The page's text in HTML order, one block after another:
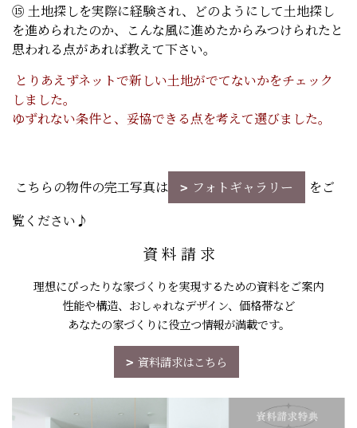
⑮ 土地探しを実際に経験され、どのようにして土地探し
を進められたのか、こんな風に進めたからみつけられたと
思われる点があれば教えて下さい。
とりあえずネットで新しい土地がでてないかをチェック
しました。
ゆずれない条件と、妥協できる点を考えて選びました。
こちらの物件の完工写真は フォトギャラリー
をご
覧ください♪
資 料 請 求
理想にぴったりな家づくりを実現するための資料をご案内
性能や構造、おしゃれなデザイン、価格帯など
あなたの家づくりに役立つ情報が満載です。
資料請求はこちら